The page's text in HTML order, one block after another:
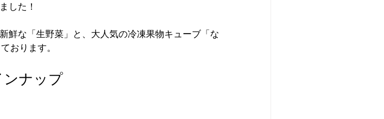
した！
鮮な「生野菜」と、大人気の冷凍果物キューブ「な
おります。
ンナップ